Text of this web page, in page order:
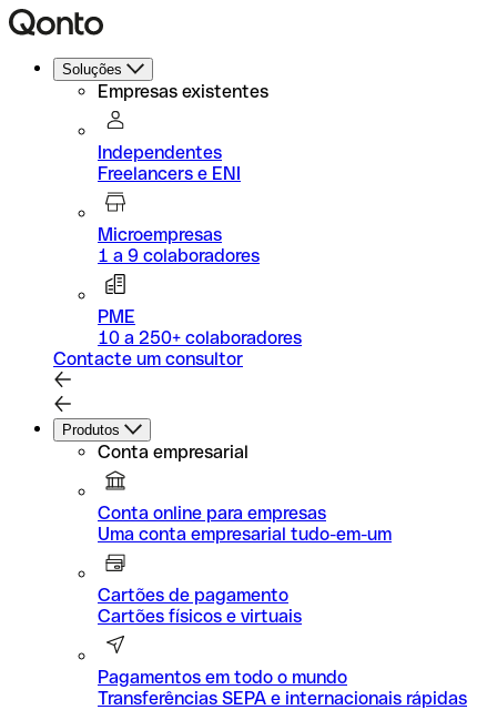
Soluções
Empresas existentes
Independentes
Freelancers e ENI
Microempresas
1 a 9 colaboradores
PME
10 a 250+ colaboradores
Contacte um consultor
Produtos
Conta empresarial
Conta online para empresas
Uma conta empresarial tudo-em-um
Cartões de pagamento
Cartões físicos e virtuais
Pagamentos em todo o mundo
Transferências SEPA e internacionais rápidas